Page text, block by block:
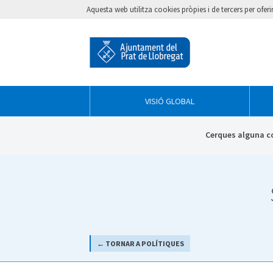
Aquesta web utilitza cookies pròpies i de tercers per
VISIÓ GLOBAL
Cerques alguna
← TORNAR A POLÍTIQUES